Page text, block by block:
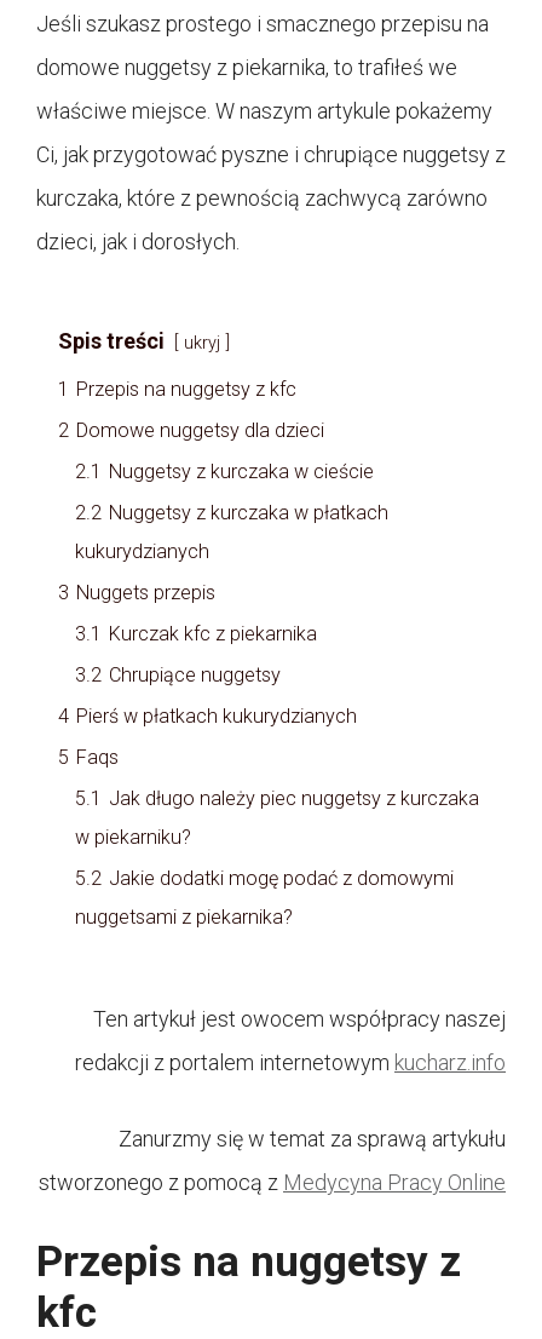
Jeśli szukasz prostego i smacznego przepisu na
domowe nuggetsy z piekarnika, to trafiłeś we
właściwe miejsce. W naszym artykule pokażemy
Ci, jak przygotować pyszne i chrupiące nuggetsy z
kurczaka, które z pewnością zachwycą zarówno
dzieci, jak i dorosłych.
Spis treści ukryj
1 Przepis na nuggetsy z kfc
2 Domowe nuggetsy dla dzieci
2.1 Nuggetsy z kurczaka w cieście
2.2 Nuggetsy z kurczaka w płatkach
kukurydzianych
3 Nuggets przepis
3.1 Kurczak kfc z piekarnika
3.2 Chrupiące nuggetsy
4 Pierś w płatkach kukurydzianych
5 Faqs
5.1 Jak długo należy piec nuggetsy z kurczaka
w piekarniku?
5.2 Jakie dodatki mogę podać z domowymi
nuggetsami z piekarnika?
Ten artykuł jest owocem współpracy naszej
redakcji z portalem internetowym kucharz.info
Zanurzmy się w temat za sprawą artykułu
stworzonego z pomocą z Medycyna Pracy Online
Przepis na nuggetsy z
kfc